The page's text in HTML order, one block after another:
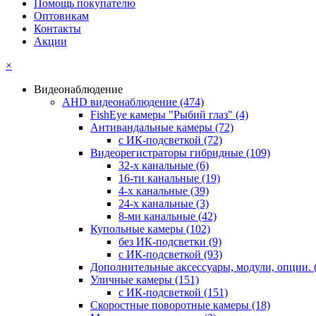
Помощь покупателю
Оптовикам
Контакты
Акции
×
Видеонаблюдение
AHD видеонаблюдение (474)
FishEye камеры "Рыбий глаз" (4)
Антивандальные камеры (72)
с ИК-подсветкой (72)
Видеорегистраторы гибридные (109)
32-х канальные (6)
16-ти канальные (19)
4-х канальные (39)
24-х канальные (3)
8-ми канальные (42)
Купольные камеры (102)
без ИК-подсветки (9)
с ИК-подсветкой (93)
Дополнительные аксессуары, модули, опции.
Уличные камеры (151)
с ИК-подсветкой (151)
Скоростные поворотные камеры (18)